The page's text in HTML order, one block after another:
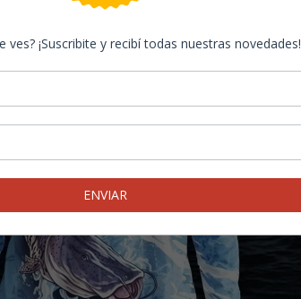
ves? ¡Suscribite y recibí todas nuestras novedades!